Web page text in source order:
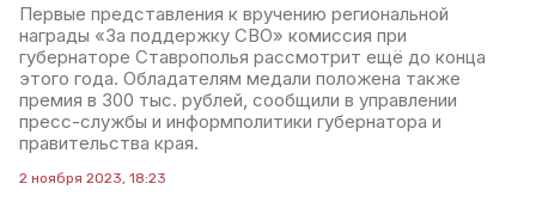
Первые представления к вручению региональной
награды «За поддержку СВО» комиссия при
губернаторе Ставрополья рассмотрит ещё до конца
этого года. Обладателям медали положена также
премия в 300 тыс. рублей, сообщили в управлении
пресс-службы и информполитики губернатора и
правительства края.
2 ноября 2023, 18:23